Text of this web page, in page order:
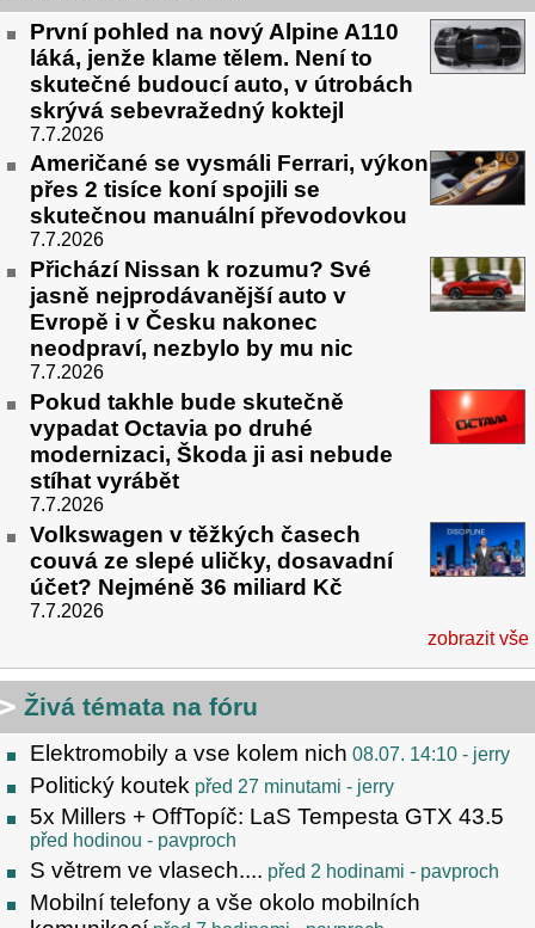
První pohled na nový Alpine A110
láká, jenže klame tělem. Není to
skutečné budoucí auto, v útrobách
skrývá sebevražedný koktejl
7.7.2026
Američané se vysmáli Ferrari, výkon
přes 2 tisíce koní spojili se
skutečnou manuální převodovkou
7.7.2026
Přichází Nissan k rozumu? Své
jasně nejprodávanější auto v
Evropě i v Česku nakonec
neodpraví, nezbylo by mu nic
7.7.2026
Pokud takhle bude skutečně
vypadat Octavia po druhé
modernizaci, Škoda ji asi nebude
stíhat vyrábět
7.7.2026
Volkswagen v těžkých časech
couvá ze slepé uličky, dosavadní
účet? Nejméně 36 miliard Kč
7.7.2026
zobrazit vše
Živá témata na fóru
Elektromobily a vse kolem nich 08.07. 14:10 - jerry
Politický koutek před 27 minutami - jerry
5x Millers + OffTopíč: LaS Tempesta GTX 43.5
před hodinou - pavproch
S větrem ve vlasech.... před 2 hodinami - pavproch
Mobilní telefony a vše okolo mobilních